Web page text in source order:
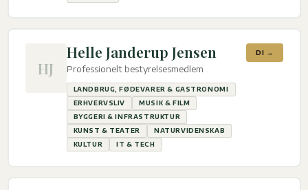
HJ
Helle Janderup Jensen
Professionelt bestyrelsesmedlem
LANDBRUG, FØDEVARER & GASTRONOMI
ERHVERVSLIV
MUSIK & FILM
BYGGERI & INFRASTRUKTUR
KUNST & TEATER
NATURVIDENSKAB
KULTUR
IT & TECH
DI →